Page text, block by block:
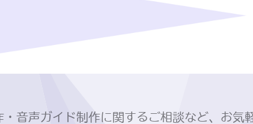
音声ガイド制作に関するご相談など、お気